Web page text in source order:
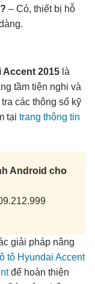
– Có, thiết bị hỗ
2015 là
tầm tiện nghi và
các thông số kỹ
tại trang thông tin
Android cho
giải pháp nâng
tô Hyundai Accent
để hoàn thiện